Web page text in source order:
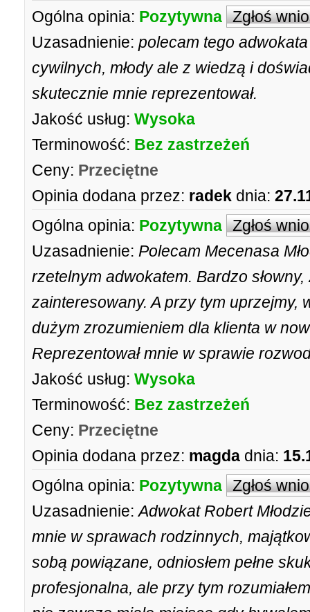
Ogólna opinia: Pozytywna Zgłoś
Uzasadnienie: polecam tego
cywilnych, młody ale z wiedzą i
skutecznie mnie reprezentował.
Jakość usług: Wysoka
Terminowość: Bez zastrzeżeń
Ceny: Przeciętne
Opinia dodana przez: radek dnia:
Ogólna opinia: Pozytywna Zgłoś
Uzasadnienie: Polecam Mecenasa
rzetelnym adwokatem. Bardzo
zainteresowany. A przy tym uprzejmy,
dużym zrozumieniem dla klienta w
Reprezentował mnie w sprawie
Jakość usług: Wysoka
Terminowość: Bez zastrzeżeń
Ceny: Przeciętne
Opinia dodana przez: magda dnia:
Ogólna opinia: Pozytywna Zgłoś
Uzasadnienie: Adwokat Robert
mnie w sprawach rodzinnych,
sobą powiązane, odniosłem pełne
profesjonalna, ale przy tym